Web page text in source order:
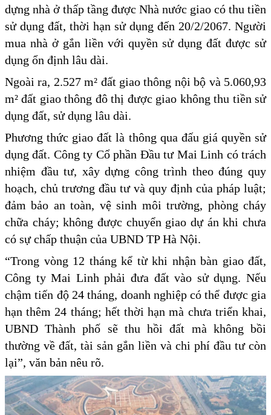
dựng nhà ở thấp tầng được Nhà nước giao có thu tiền
sử dụng đất, thời hạn sử dụng đến 20/2/2067. Người
mua nhà ở gắn liền với quyền sử dụng đất được sử
dụng ổn định lâu dài.
Ngoài ra, 2.527 m² đất giao thông nội bộ và 5.060,93
m² đất giao thông đô thị được giao không thu tiền sử
dụng đất, sử dụng lâu dài.
Phương thức giao đất là thông qua đấu giá quyền sử
dụng đất. Công ty Cổ phần Đầu tư Mai Linh có trách
nhiệm đầu tư, xây dựng công trình theo đúng quy
hoạch, chủ trương đầu tư và quy định của pháp luật;
đảm bảo an toàn, vệ sinh môi trường, phòng cháy
chữa cháy; không được chuyển giao dự án khi chưa
có sự chấp thuận của UBND TP Hà Nội.
“Trong vòng 12 tháng kể từ khi nhận bàn giao đất,
Công ty Mai Linh phải đưa đất vào sử dụng. Nếu
chậm tiến độ 24 tháng, doanh nghiệp có thể được gia
hạn thêm 24 tháng; hết thời hạn mà chưa triển khai,
UBND Thành phố sẽ thu hồi đất mà không bồi
thường về đất, tài sản gắn liền và chi phí đầu tư còn
lại”, văn bản nêu rõ.